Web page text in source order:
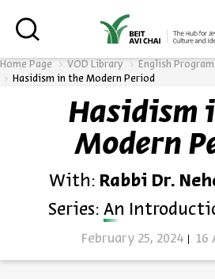
Home Page VOD Library
English
Hasidism in the Modern Period
Hasidism
Modern
With: Rabbi Dr.
Series: An
February 25, 2024 16
Always be in the
BEIT AVI CHAI’s